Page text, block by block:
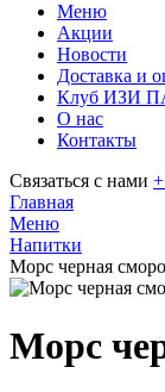
Меню
Акции
Новости
Доставка и
Клуб ИЗИ
О нас
Контакты
Связаться с нами
Главная
Меню
Напитки
Морс черная
Морс